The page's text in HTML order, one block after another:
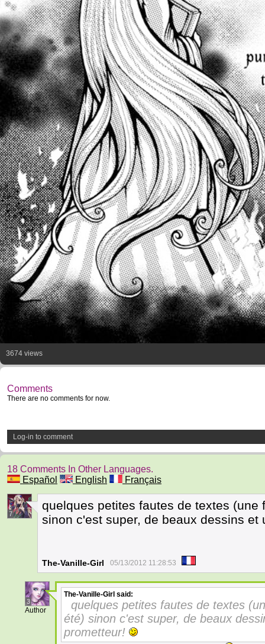
3674 views
Comments
There are no comments for now.
Log-in to comment
18 Comments In Other Languages.
Español
English Français
7
quelques petites fautes de textes
sinon c'est super, de beaux dessins
The-Vanille-Girl 05/13/2012 11:28:53
3
Author
The-Vanille-Girl said:
quelques petites fautes de textes
été) sinon c'est super, de beaux
prometteur!